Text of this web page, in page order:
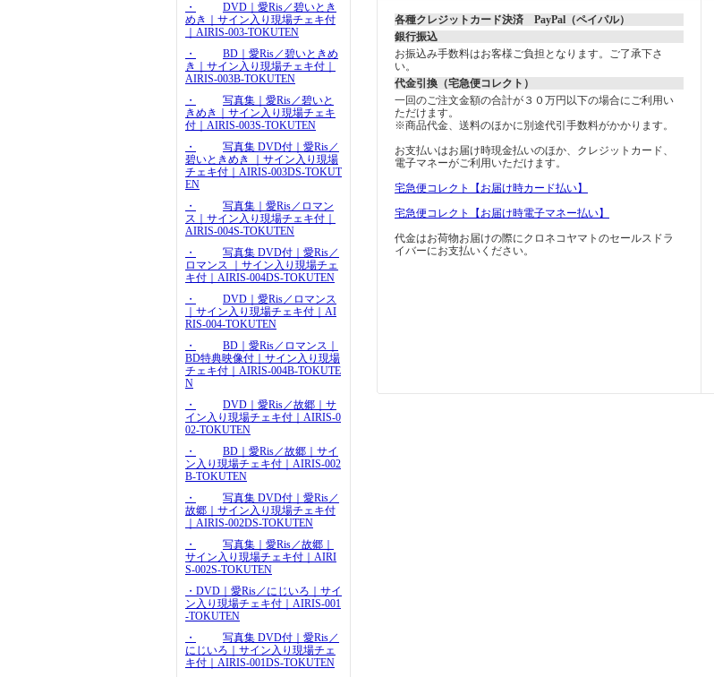
・
DVD｜愛Ris／碧いとき
めき｜サイン入り現場チェキ付
｜AIRIS-003-TOKUTEN
・
BD｜愛Ris／碧いときめ
き｜サイン入り現場チェキ付｜
AIRIS-003B-TOKUTEN
・
写真集｜愛Ris／碧いと
きめき｜サイン入り現場チェキ
付｜AIRIS-003S-TOKUTEN
・
写真集 DVD付｜愛Ris／
碧いときめき ｜サイン入り現場
チェキ付｜AIRIS-003DS-TOKUT
EN
・
写真集｜愛Ris／ロマン
ス｜サイン入り現場チェキ付｜
AIRIS-004S-TOKUTEN
・
写真集 DVD付｜愛Ris／
ロマンス ｜サイン入り現場チェ
キ付｜AIRIS-004DS-TOKUTEN
・
DVD｜愛Ris／ロマンス
｜サイン入り現場チェキ付｜AI
RIS-004-TOKUTEN
・
BD｜愛Ris／ロマンス｜
BD特典映像付｜サイン入り現場
チェキ付｜AIRIS-004B-TOKUTE
N
・
DVD｜愛Ris／故郷｜サ
イン入り現場チェキ付｜AIRIS-0
02-TOKUTEN
・
BD｜愛Ris／故郷｜サイ
ン入り現場チェキ付｜AIRIS-002
B-TOKUTEN
・
写真集 DVD付｜愛Ris／
故郷｜サイン入り現場チェキ付
｜AIRIS-002DS-TOKUTEN
・
写真集｜愛Ris／故郷｜
サイン入り現場チェキ付｜AIRI
S-002S-TOKUTEN
・DVD｜愛Ris／にじいろ｜サイ
ン入り現場チェキ付｜AIRIS-001
-TOKUTEN
・
写真集 DVD付｜愛Ris／
にじいろ｜サイン入り現場チェ
キ付｜AIRIS-001DS-TOKUTEN
各種クレジットカード決済 PayPal（ペイパル）
銀行振込
お振込み手数料はお客様ご負担となります。ご了承下さ
い。
代金引換（宅急便コレクト）
一回のご注文金額の合計が３０万円以下の場合にご利用い
ただけます。
※商品代金、送料のほかに別途代引手数料がかかります。
お支払いはお届け時現金払いのほか、クレジットカード、
電子マネーがご利用いただけます。
宅急便コレクト【お届け時カード払い】
宅急便コレクト【お届け時電子マネー払い】
代金はお荷物お届けの際にクロネコヤマトのセールスドラ
イバーにお支払いください。